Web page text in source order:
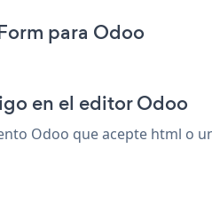
para Odoo
en el editor Odoo
Odoo que acepte html o